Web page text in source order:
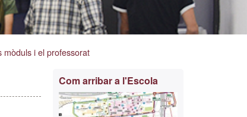
mòduls i el professorat
Informació
complementària
Com arribar a l'Escola